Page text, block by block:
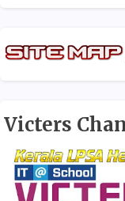
Victers